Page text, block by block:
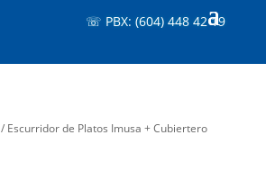
☏ PBX: (604) 448 42 19
/ Escurridor de Platos Imusa + Cubiertero